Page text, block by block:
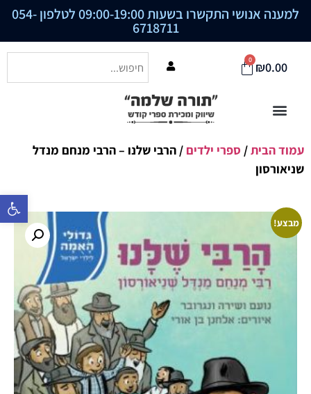
פתח סרגל
למענה אנושי התקשרו בשעות 09:00-19:00 לטלפון 054-
6718711
₪0.00
0
עמוד הבית/ ספרי ילדים / הרבי שלנו – הרבי מנחם מנדל
שניאורסון
מבצע!